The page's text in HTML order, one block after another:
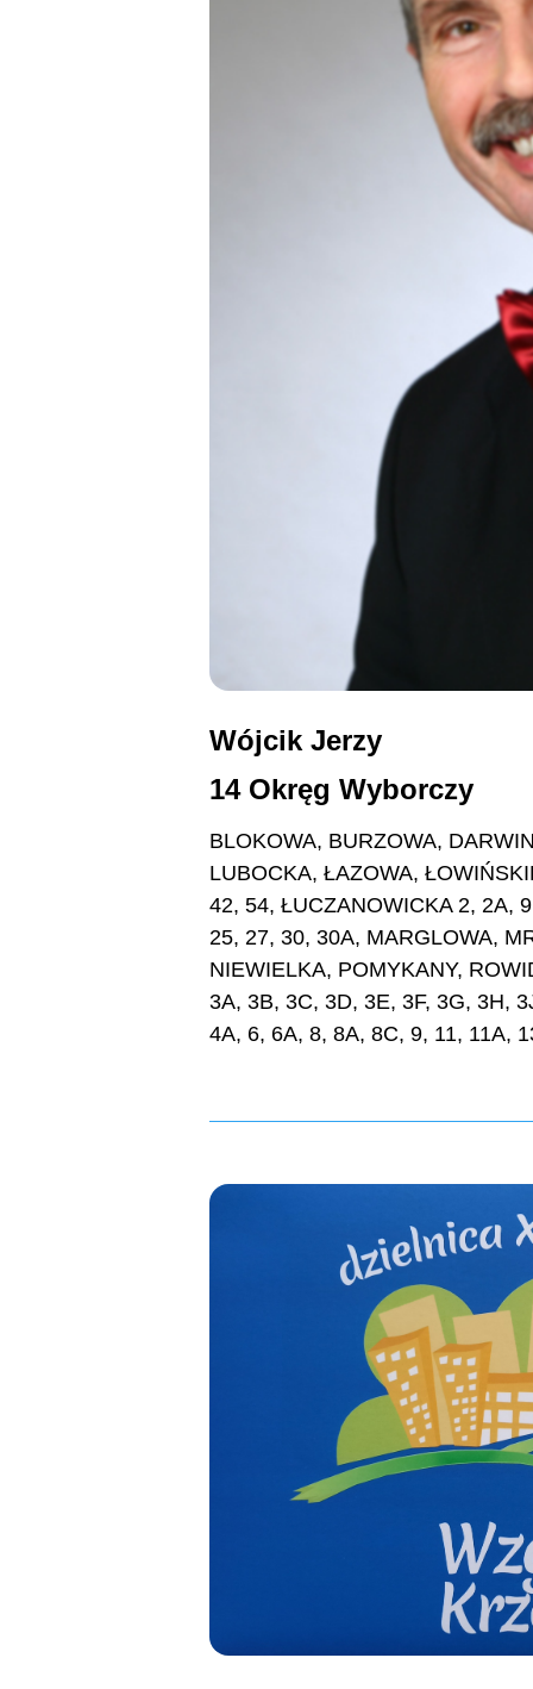
Wójcik Jerzy
14 Okręg Wyborczy
BLOKOWA, BURZOWA,
LUBOCKA, ŁAZOWA,
42, 54, ŁUCZANOWICKA 2, 2A,
25, 27, 30, 30A, MARGLOWA,
NIEWIELKA, POMYKANY,
3A, 3B, 3C, 3D, 3E, 3F, 3G, 3H,
4A, 6, 6A, 8, 8A, 8C, 9, 11, 11A,